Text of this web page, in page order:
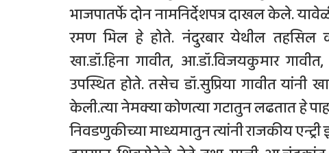
भाजपातर्फे दोन नामनिर्देशपत्र दाखल केले.
रमण भिल हे होते. नंदुरबार येथील तहसिल
खा.डॉ.हिना गावीत, आ.डॉ.विजयकुमार
उपस्थित होते. तसेच डॉ.सुप्रिया गावीत यांनी
केली.त्या नेमक्या कोणत्या गटातुन लढतात हे
निवडणुकीच्या माध्यमातुन त्यांनी राजकीय एन्ट्री